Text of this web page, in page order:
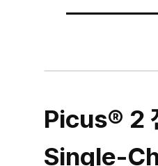
Picus® 2
Single-